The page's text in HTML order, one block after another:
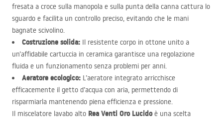
fresata a croce sulla manopola e sulla punta della canna cattura lo
sguardo e facilita un controllo preciso, evitando che le mani
bagnate scivolino.
Costruzione solida: Il resistente corpo in ottone unito a
un’affidabile cartuccia in ceramica garantisce una regolazione
fluida e un funzionamento senza problemi per anni.
Aeratore ecologico: L’aeratore integrato arricchisce
efficacemente il getto d’acqua con aria, permettendo di
risparmiarla mantenendo piena efficienza e pressione.
Il miscelatore lavabo alto Rea Venti Oro Lucidoè una scelta